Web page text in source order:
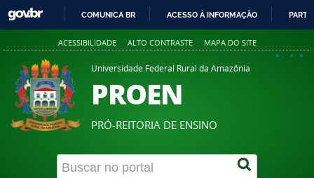
PARA
O
CONTEÚDO
COMUNICA BR ACESSO À INFORMAÇÃO
ACESSIBILIDADE ALTO CONTRASTE MAPA DO SITE
A+ A A-
Universidade Federal Rural da Amazônia
PROEN
PRÓ-REITORIA DE ENSINO